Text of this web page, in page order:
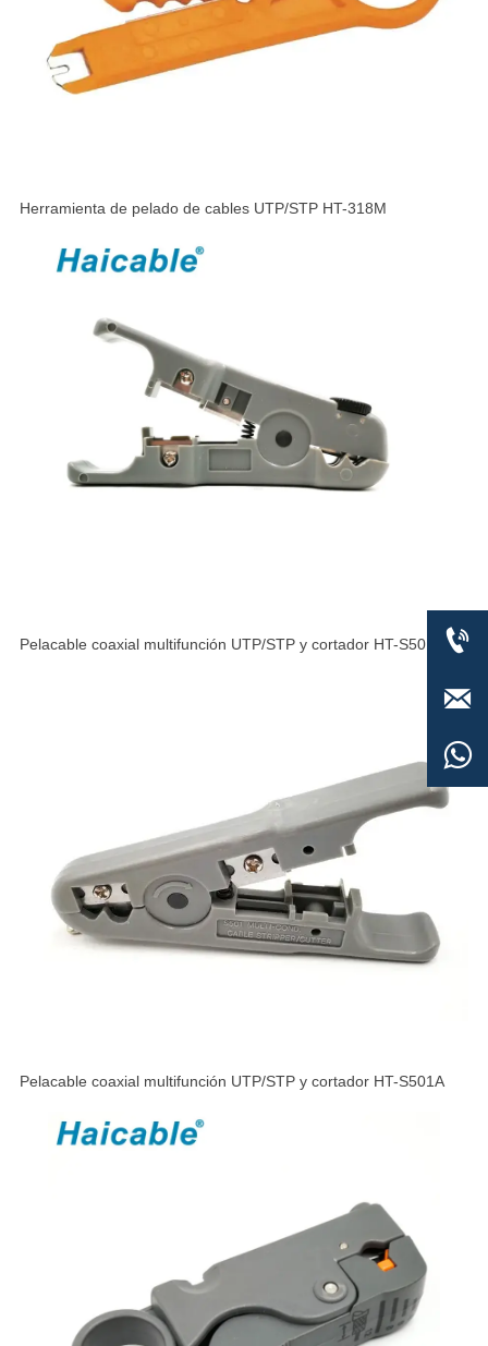
Herramienta de pelado de cables UTP/STP HT-318M
Pelacable coaxial multifunción UTP/STP y cortador HT-S501B
Pelacable coaxial multifunción UTP/STP y cortador HT-S501A


